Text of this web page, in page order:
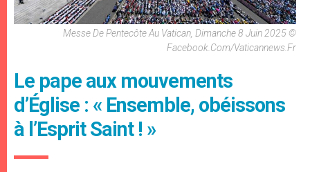
Messe De Pentecôte Au Vatican, Dimanche 8 Juin 2025 ©
Facebook.com/vaticannews.fr
Le pape aux mouvements
d’Église : « Ensemble, obéissons
à l’Esprit Saint ! »